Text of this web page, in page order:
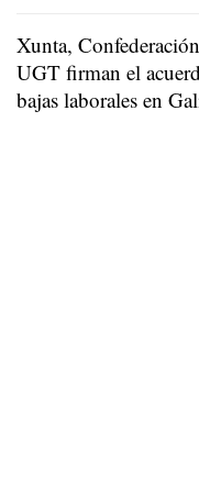
Xunta,
UGT firman el
bajas laborales en